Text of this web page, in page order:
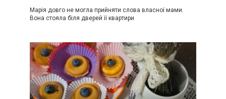
Я почала уважніше дивитися на наші розмови.
Марія довго не могла прийняти слова власної мами.
Вона стояла біля дверей її квартири